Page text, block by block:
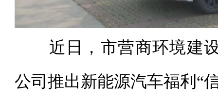
近日，市营商环境建设
公司推出新能源汽车福利“